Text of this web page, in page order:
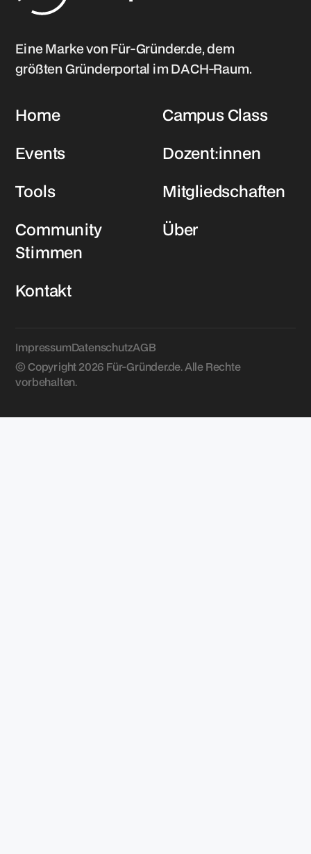
Eine Marke von Für-Gründer.de, dem
größten Gründerportal im DACH-Raum.
Home
Campus Class
Events
Dozent:innen
Tools
Mitgliedschaften
Community
Stimmen
Über
Kontakt
© Copyright 2026 Für-Gründer.de. Alle Rechte
vorbehalten.
ImpressumDatenschutzAGB